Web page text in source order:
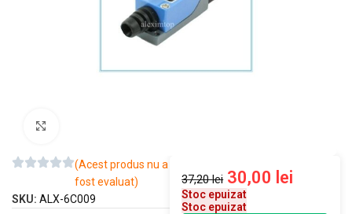
(Acest produs nu a
fost evaluat)
SKU: ALX-6C009
37,20lei 30,00 lei
Stoc epuizat
Stoc epuizat